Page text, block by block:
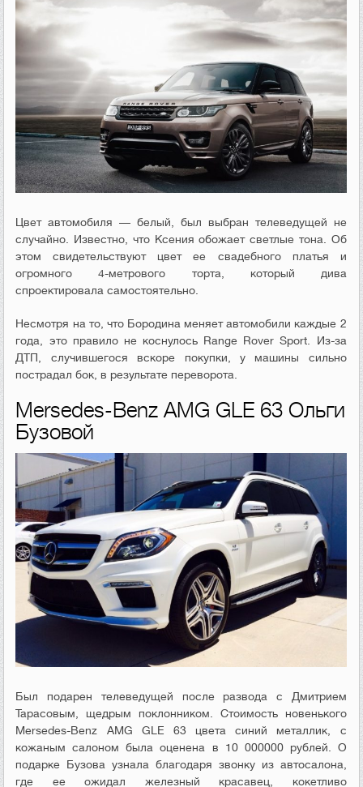
Цвет автомобиля — белый, был выбран телеведущей не
случайно. Известно, что Ксения обожает светлые тона. Об
этом свидетельствуют цвет ее свадебного платья и
огромного 4-метрового торта, который дива
спроектировала самостоятельно.
Несмотря на то, что Бородина меняет автомобили каждые 2
года, это правило не коснулось Range Rover Sport. Из-за
ДТП, случившегося вскоре покупки, у машины сильно
пострадал бок, в результате переворота.
Mersedes-Benz AMG GLE 63 Ольги
Бузовой
Был подарен телеведущей после развода с Дмитрием
Тарасовым, щедрым поклонником. Стоимость новенького
Mersedes-Benz AMG GLE 63 цвета синий металлик, с
кожаным салоном была оценена в 10 000000 рублей. О
подарке Бузова узнала благодаря звонку из автосалона,
где ее ожидал железный красавец, кокетливо